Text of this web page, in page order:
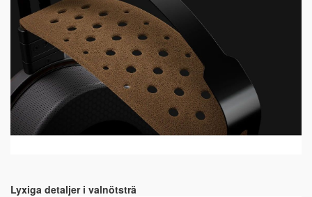
Lyxiga detaljer i valnötsträ